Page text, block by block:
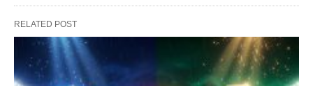
RELATED POST